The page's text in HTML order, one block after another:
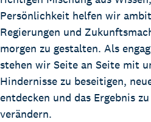
Unser Team
Wissen
Arbeiten bei
Kontakt
Persönlichkeit helfen wir
Regierungen und
morgen zu gestalten. Als
stehen wir Seite an Seite mit
Hindernisse zu beseitigen,
entdecken und das Ergebnis
verändern.